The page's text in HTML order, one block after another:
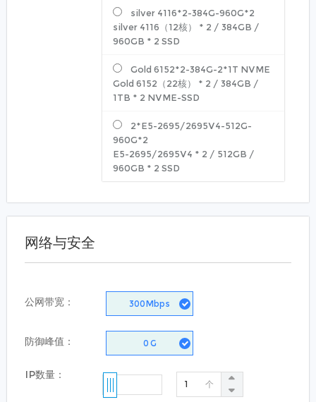
silver 4116*2-384G-960G*2
silver 4116（12核）
* 2 / 384GB /
960GB * 2 SSD
Gold 6152*2-384G-2*1T NVME
Gold 6152（22核）
* 2 / 384GB /
1TB * 2 NVME-SSD
2*E5-2695/2695V4-512G-
960G*2
E5-2695/2695V4 * 2 / 512GB /
960GB * 2 SSD
网络与安全
公网带宽： 300Mbps
防御峰值： 0 G
IP数量：
个